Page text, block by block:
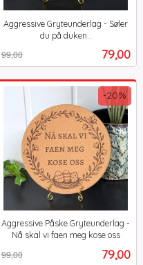
Aggressive Gryteunderlag - Søler
du på duken..
Tilbud
79,00
99,00
mva.
Aggressive Påske Gryteunderlag -
Nå skal vi faen meg kose oss
Tilbud
79,00
99,00
-20%
mva.